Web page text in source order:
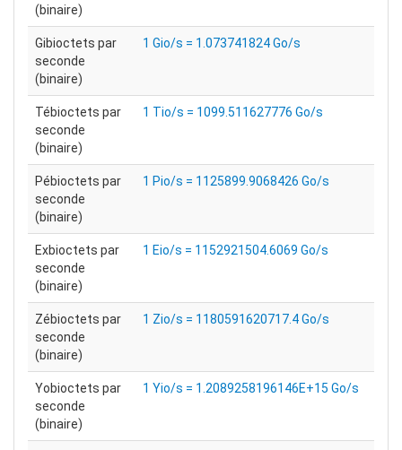
(binaire)
Gibioctets par
seconde
(binaire)
1 Gio/s = 1.073741824 Go/s
Tébioctets par
seconde
(binaire)
1 Tio/s = 1099.511627776 Go/s
Pébioctets par
seconde
(binaire)
1 Pio/s = 1125899.9068426 Go/s
Exbioctets par
seconde
(binaire)
1 Eio/s = 1152921504.6069 Go/s
Zébioctets par
seconde
(binaire)
1 Zio/s = 1180591620717.4 Go/s
Yobioctets par
seconde
(binaire)
1 Yio/s = 1.2089258196146E+15 Go/s